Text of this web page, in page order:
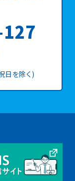
日を除く)